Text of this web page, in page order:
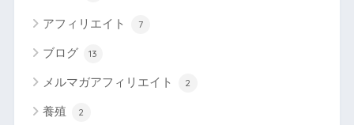
アフィリエイト 7
ブログ 13
メルマガアフィリエイト 2
養殖 2